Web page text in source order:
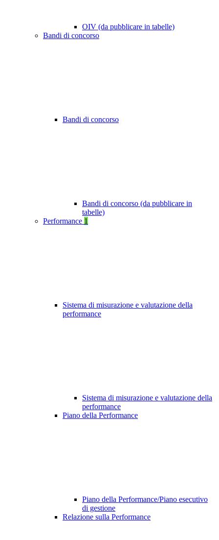
OIV (da pubblicare in tabelle)
Bandi di concorso
Bandi di concorso
Bandi di concorso (da pubblicare in
tabelle)
Performance 1
Sistema di misurazione e valutazione della
performance
Sistema di misurazione e valutazione della
performance
Piano della Performance
Piano della Performance/Piano esecutivo
di gestione
Relazione sulla Performance